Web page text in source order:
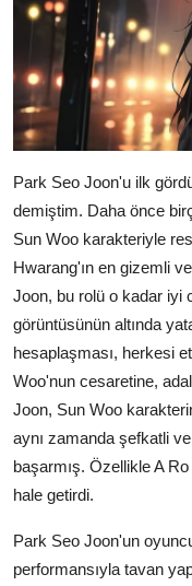
Park Seo Joon'u ilk
demiştim. Daha önce
Sun Woo karakteriyle
Hwarang'ın en gizemli
Joon, bu rolü o kadar iyi
görüntüsünün altında
hesaplaşması, herkesi
Woo'nun cesaretine,
Joon, Sun Woo
aynı zamanda şefkatli
başarmış. Özellikle A
hale getirdi.
Park Seo Joon'un
performansıyla tavan